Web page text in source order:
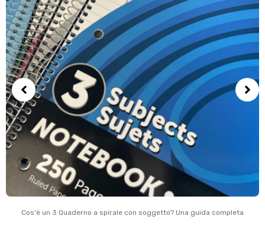
Cos'è un 3 Quaderno a spirale con soggetto? Una guida completa